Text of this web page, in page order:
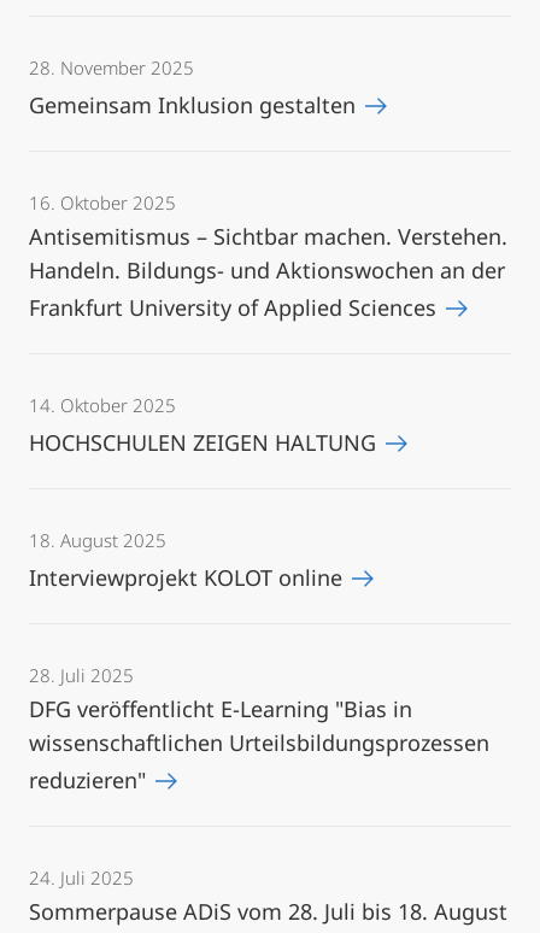
28. November 2025
Gemeinsam Inklusion gestalten
16. Oktober 2025
Antisemitismus – Sichtbar machen. Verstehen.
Handeln. Bildungs- und Aktionswochen an der
Frankfurt University of Applied Sciences
14. Oktober 2025
HOCHSCHULEN ZEIGEN HALTUNG
18. August 2025
Interviewprojekt KOLOT online
28. Juli 2025
DFG veröffentlicht E-Learning "Bias in
wissenschaftlichen Urteilsbildungsprozessen
reduzieren"
24. Juli 2025
Sommerpause ADiS vom 28. Juli bis 18. August